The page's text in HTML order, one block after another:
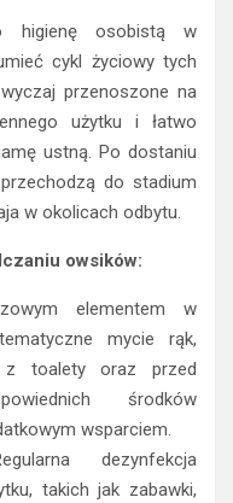
higienę osobistą w
cykl życiowy tych
przenoszone na
użytku i łatwo
ustną. Po dostaniu
do stadium
w okolicach odbytu.
owsików:
elementem w
mycie rąk,
z toalety oraz przed
środków
wsparciem.
dezynfekcja
takich jak zabawki,